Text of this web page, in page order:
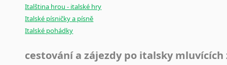
Italština hrou - italské hry
Italské písničky a písně
Italské pohádky
cestování a zájezdy po italsky mluvících